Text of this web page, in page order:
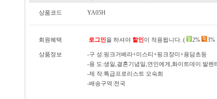
상품코드 YA05H
회원혜택 로그인을 하셔야 할인이 적용됩니다. ( 2% 3%
상품정보
-구 성:핑크거베라+미스티+핑크장미+용담초등
-용 도:생일,결혼기념일,연인에게,화이트데이.발렌
-제 작:특급프로리스트 오숙희
-배송구역:전국